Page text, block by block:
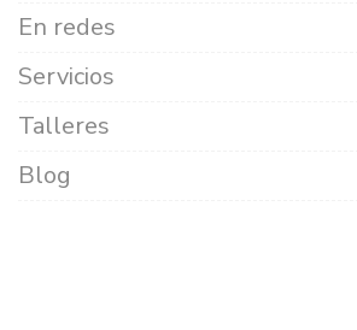
En redes
Servicios
Talleres
Blog